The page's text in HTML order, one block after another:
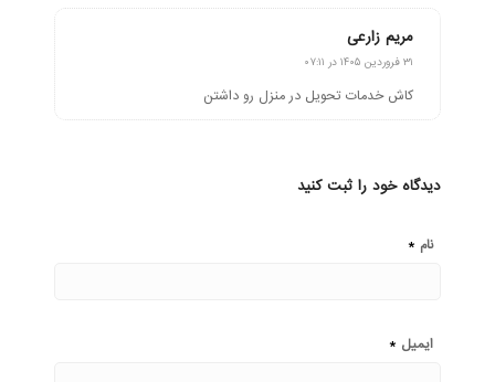
مریم زارعی
گفته:
۳۱ فروردین ۱۴۰۵ در ۰۷:۱۱
کاش خدمات تحویل در منزل رو داشتن
دیدگاه خود را ثبت کنید
نام *
ایمیل *